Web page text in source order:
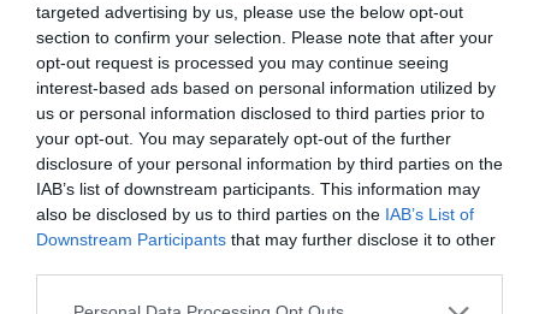
targeted advertising by us, please use the below opt-out
section to confirm your selection. Please note that after your
opt-out request is processed you may continue seeing
interest-based ads based on personal information utilized by
us or personal information disclosed to third parties prior to
your opt-out. You may separately opt-out of the further
disclosure of your personal information by third parties on the
IAB’s list of downstream participants. This information may
also be disclosed by us to third parties on the IAB’s List of
Downstream Participants that may further disclose it to other
Índex2P
Sevilla FC
Compartir
Imprimir
Publicidad